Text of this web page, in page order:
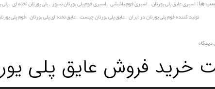
اسپری عایق پلی یورتان اسپری فوم پاششی اسپری فوم پلی یورتان نسوز پلی یورتان تخته ای
تولید کننده فوم پلی یورتان در ایران ,عایق پلی یورتان چیست ,عایق تخته ای پلی یورتان ,فوم پلی
دیدگاه
خرید فروش عایق پلی